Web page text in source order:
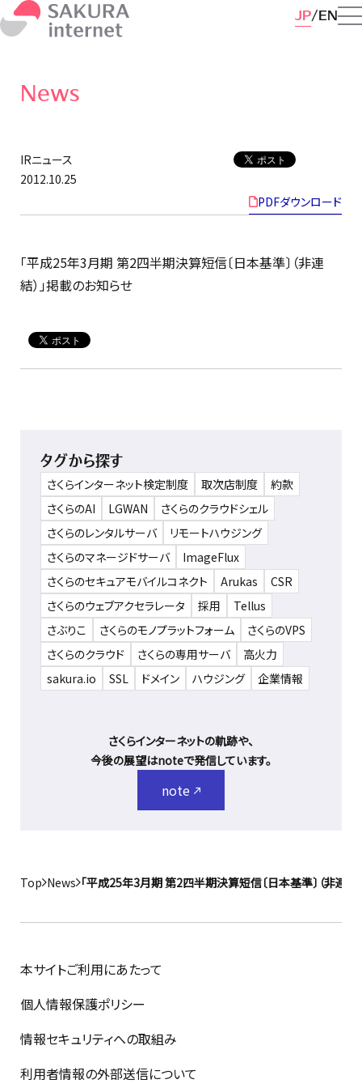
JP EN
News
IRニュース
2012.10.25
PDFダウンロード
「平成25年3月期 第2四半期決算短信〔日本基準〕（非連
結）」掲載のお知らせ
タグから探す
さくらインターネット検定制度 取次店制度
約款
さくらのAI
LGWAN
さくらのクラウドシェル
さくらのレンタルサーバ
リモートハウジング
さくらのマネージドサーバ
ImageFlux
さくらのセキュアモバイルコネクト
Arukas
CSR
さくらのウェブアクセラレータ
採用
Tellus
さぶりこ
さくらのモノプラットフォーム
さくらのVPS
さくらのクラウド
さくらの専用サーバ
高火力
sakura.io
SSL ドメイン ハウジング 企業情報
さくらインターネットの軌跡や、
今後の展望はnoteで発信しています。
note
Top News 「平成25年3月期 第2四半期決算短信〔日本基準〕（非連結
本サイトご利用にあたって
個人情報保護ポリシー
情報セキュリティへの取組み
利用者情報の外部送信について